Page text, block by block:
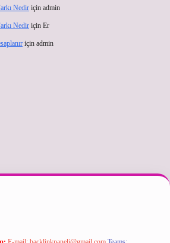
Nedir için admin
Nedir için Er
için admin